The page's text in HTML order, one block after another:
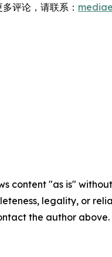
评论，请联系：
content "as is"
legality, or
the author above.